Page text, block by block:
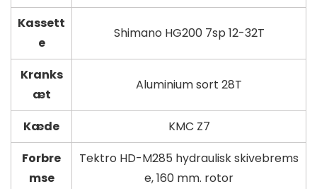
Kassett
e
Shimano HG200 7sp 12-32T
Kranks
æt
Aluminium sort 28T
Kæde
KMC Z7
Forbre
mse
Tektro HD-M285 hydraulisk skivebrems
e, 160 mm. rotor